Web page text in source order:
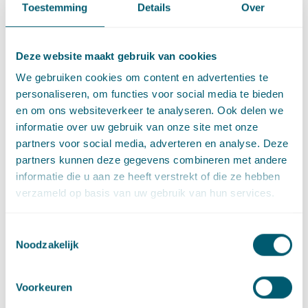
Toestemming Details Over
Deze website maakt gebruik van cookies
We gebruiken cookies om content en advertenties te
personaliseren, om functies voor social media te bieden
en om ons websiteverkeer te analyseren. Ook delen we
informatie over uw gebruik van onze site met onze
partners voor social media, adverteren en analyse. Deze
partners kunnen deze gegevens combineren met andere
informatie die u aan ze heeft verstrekt of die ze hebben
verzameld op basis van uw gebruik van hun services.
Noodzakelijk
Voorkeuren
autodelers en 100.000 deelauto’s in 2021 te bewerkstelligen.
Op dit moment zijn er zo’n 41.000 deelauto’s en dat moeten er
initiatieven. Bij het halen van het rijbewijs, krijgt men straks
direct informatie mee over de mogelijkheden van autodelen. In
Utrecht gaat de gemeente autodelers belonen door
parkeerplekken op te heffen. Bewoners kunnen dan kiezen wat
ze daarvoor in de plaats willen: bijvoorbeeld groen of een
speeltuin. Ook stellen gemeenten cadeaukaarten beschikbaar
het besparen van parkeerruimte en kosten van een
vooruitzichten. Echter zal het delen van de vanzelfsprekende
auto die voor de deur staat, ook een cultuuromslag vereisen.